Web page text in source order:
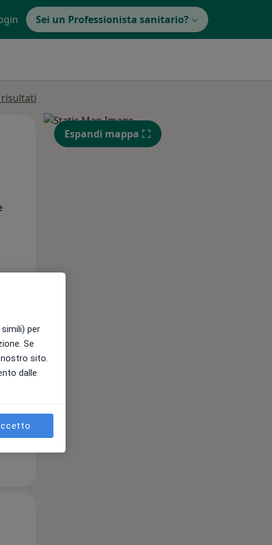
Sei un Professionista sanitario?
Gio, Ven,
14 Ago
12 Ago
Espandi mappa
per
Se
sito.
dalle